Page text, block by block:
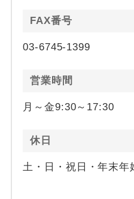
FAX番号
03-6745-1399
営業時間
月～金9:30～17:30
休日
土・日・祝日・年末年